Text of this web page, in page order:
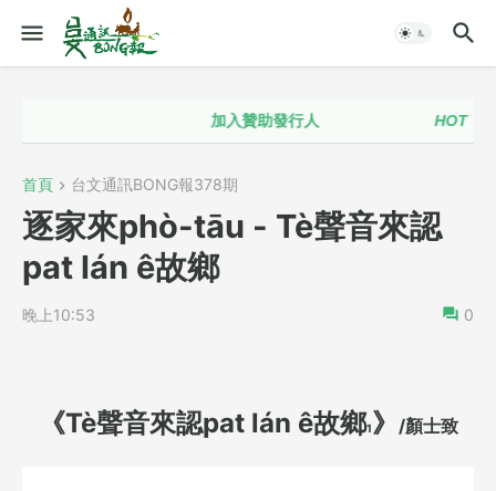
加入贊助發行人 HOT！！
首頁 台文通訊BONG報378期
逐家來phò-tāu - Tè聲音來認
pat lán ê故鄉
晚上10:53 0
《Tè聲音來認pat lán ê故鄉1》 /顏士致